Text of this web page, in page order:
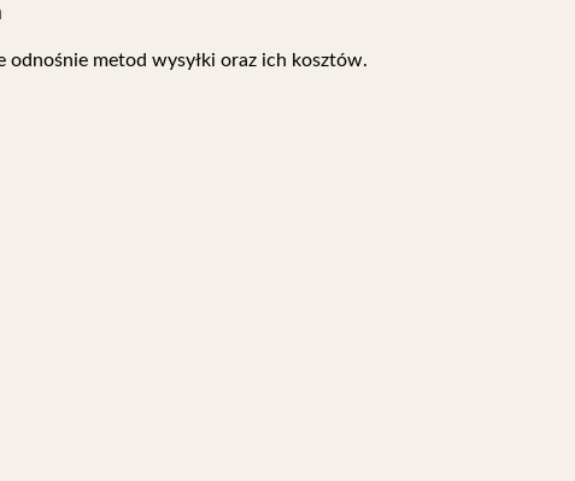
metod wysyłki oraz ich kosztów.